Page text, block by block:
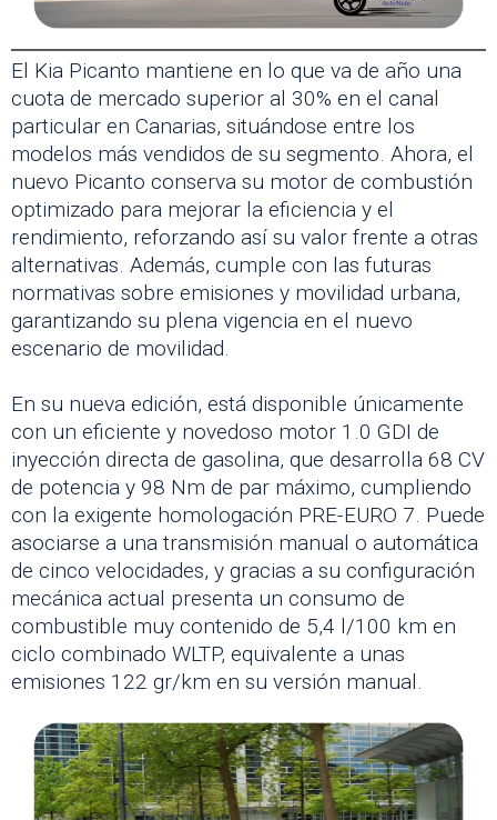
El Kia Picanto mantiene en lo que va de año una
cuota de mercado superior al 30% en el canal
particular en Canarias, situándose entre los
modelos más vendidos de su segmento. Ahora, el
nuevo Picanto conserva su motor de combustión
optimizado para mejorar la eficiencia y el
rendimiento, reforzando así su valor frente a otras
alternativas. Además, cumple con las futuras
normativas sobre emisiones y movilidad urbana,
garantizando su plena vigencia en el nuevo
escenario de movilidad.
En su nueva edición, está disponible únicamente
con un eficiente y novedoso motor 1.0 GDI de
inyección directa de gasolina, que desarrolla 68 CV
de potencia y 98 Nm de par máximo, cumpliendo
con la exigente homologación PRE-EURO 7. Puede
asociarse a una transmisión manual o automática
de cinco velocidades, y gracias a su configuración
mecánica actual presenta un consumo de
combustible muy contenido de 5,4 l/100 km en
ciclo combinado WLTP, equivalente a unas
emisiones 122 gr/km en su versión manual.